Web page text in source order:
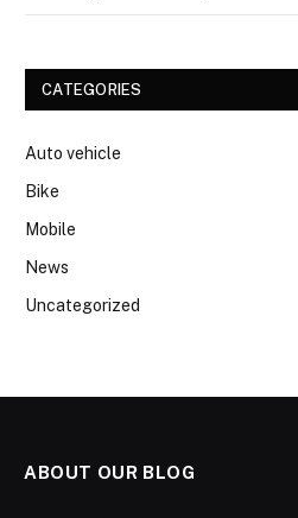
CATEGORIES
Auto vehicle
Bike
Mobile
News
Uncategorized
ABOUT OUR BLOG